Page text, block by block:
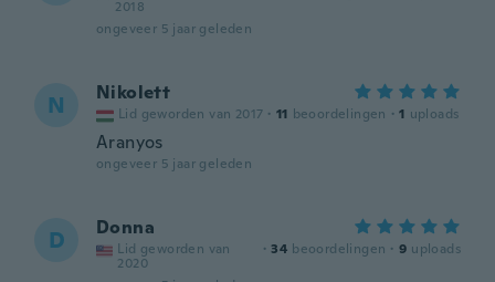
2018
ongeveer 5 jaar geleden
N Nikolett
Lid geworden van 2017 · 11 beoordelingen · 1 uploads
Aranyos
ongeveer 5 jaar geleden
D Donna
Lid geworden van
2020
· 34 beoordelingen · 9 uploads